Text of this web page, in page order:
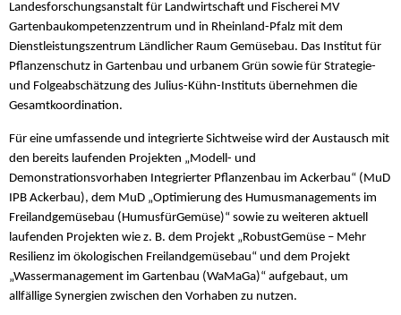
Landesforschungsanstalt für Landwirtschaft und Fischerei MV
Gartenbaukompetenzzentrum und in Rheinland-Pfalz mit dem
Dienstleistungszentrum Ländlicher Raum Gemüsebau. Das Institut für
Pflanzenschutz in Gartenbau und urbanem Grün sowie für Strategie-
und Folgeabschätzung des Julius-Kühn-Instituts übernehmen die
Gesamtkoordination.
Für eine umfassende und integrierte Sichtweise wird der Austausch mit
den bereits laufenden Projekten „Modell- und
Demonstrationsvorhaben Integrierter Pflanzenbau im Ackerbau“ (MuD
IPB Ackerbau), dem MuD „Optimierung des Humusmanagements im
Freilandgemüsebau (HumusfürGemüse)“ sowie zu weiteren aktuell
laufenden Projekten wie z. B. dem Projekt „RobustGemüse – Mehr
Resilienz im ökologischen Freilandgemüsebau“ und dem Projekt
„Wassermanagement im Gartenbau (WaMaGa)“ aufgebaut, um
allfällige Synergien zwischen den Vorhaben zu nutzen.